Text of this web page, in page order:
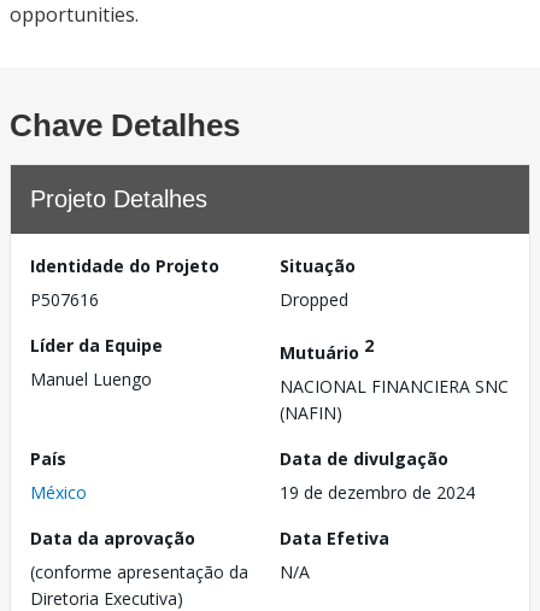
opportunities.
Chave Detalhes
Projeto Detalhes
Identidade do Projeto
P507616
Situação
Dropped
Líder da Equipe
Manuel Luengo
Mutuário 2
NACIONAL FINANCIERA SNC
(NAFIN)
País
México
Data de divulgação
19 de dezembro de 2024
Data da aprovação
(conforme apresentação da
Diretoria Executiva)
Data Efetiva
N/A